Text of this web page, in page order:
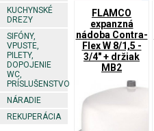
KUCHYNSKÉ
DREZY
SIFÓNY,
VPUSTE,
PILETY,
DOPOJENIE
WC,
PRÍSLUŠENSTVO
NÁRADIE
REKUPERÁCIA
FLAMCO
expanzná
nádoba Contra-
Flex W 8/1,5 -
3/4" + držiak
MB2